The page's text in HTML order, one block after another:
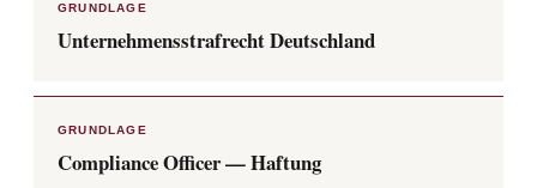
GRUNDLAGE
Unternehmensstrafrecht Deutschland
GRUNDLAGE
Compliance Officer — Haftung